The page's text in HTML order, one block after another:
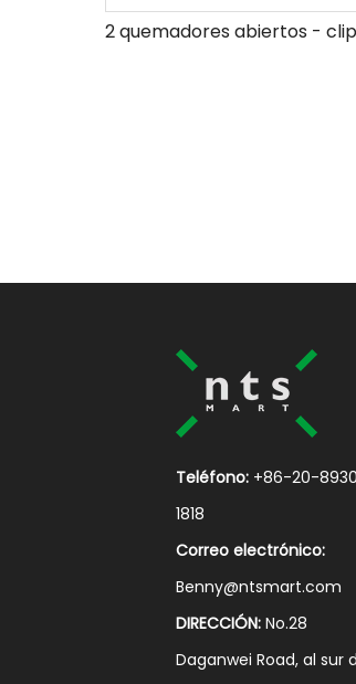
Teléfono: +86-20-
1818
Correo electrónico:
Benny@ntsmart.com
DIRECCIÓN: No.28
Daganwei Road, al sur